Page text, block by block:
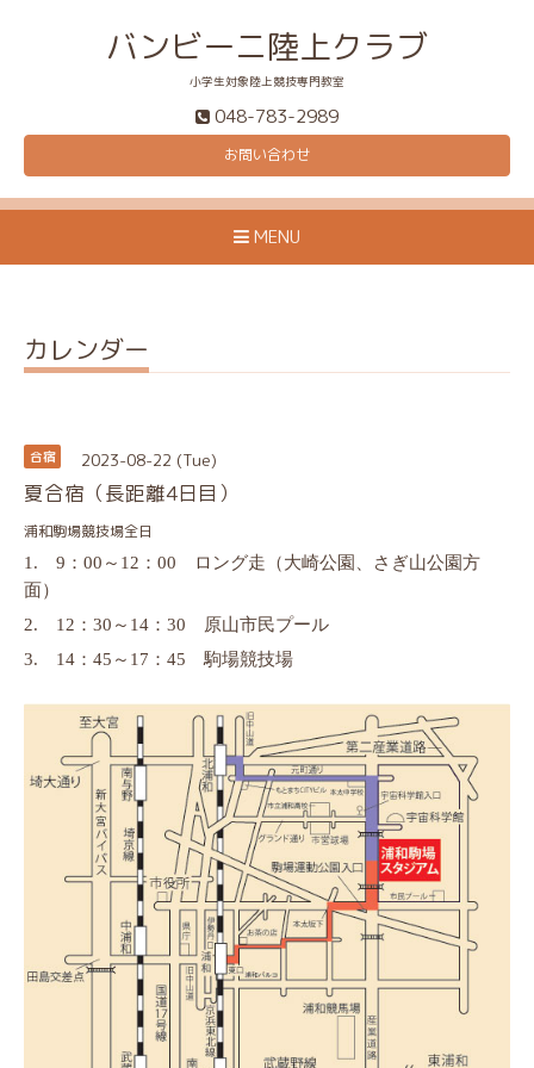
バンビーニ陸上クラブ
小学生対象陸上競技専門教室
048-783-2989
お問い合わせ
MENU
カレンダー
合宿 2023-08-22 (Tue)
夏合宿（長距離4日目）
浦和駒場競技場全日
1. 9 ： 00 ～ 12 ： 00 ロング走（大崎公園、さぎ山公園方
面）
2.
12 ： 30 ～ 14 ： 30 原山市民プール
3.
14 ： 45 ～ 17 ： 45 駒場競技場